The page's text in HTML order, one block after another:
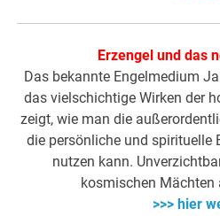
Erzengel und das
Das bekannte Engelmedium
das vielschichtige Wirken der
zeigt, wie man die
die persönliche und spirituelle
nutzen kann.
kosmischen Mächten
>>> hier